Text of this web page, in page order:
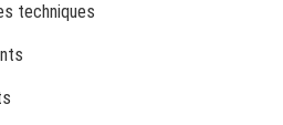
techniques